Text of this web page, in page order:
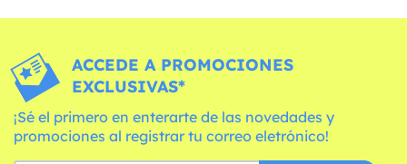
ACCEDE A PROMOCIONES
EXCLUSIVAS*
¡Sé el primero en enterarte de las novedades y
promociones al registrar tu correo eletrónico!